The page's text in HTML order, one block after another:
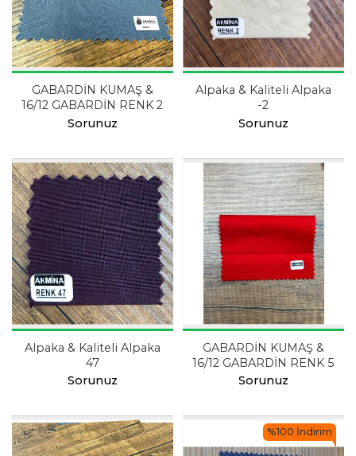
GABARDİN KUMAŞ &
16/12 GABARDİN RENK 2
Sorunuz
Alpaka & Kaliteli Alpaka
-2
Sorunuz
Alpaka & Kaliteli Alpaka
47
Sorunuz
GABARDİN KUMAŞ &
16/12 GABARDİN RENK 5
Sorunuz
%100 İndirim